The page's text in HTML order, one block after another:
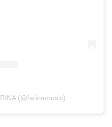
(@farinamusic)